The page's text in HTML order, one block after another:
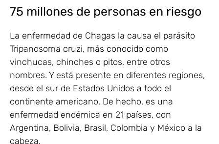
75 millones de personas en riesgo
La enfermedad de Chagas la causa el parásito
Tripanosoma cruzi, más conocido como
vinchucas, chinches o pitos, entre otros
nombres. Y está presente en diferentes regiones,
desde el sur de Estados Unidos a todo el
continente americano. De hecho, es una
enfermedad endémica en 21 países, con
Argentina, Bolivia, Brasil, Colombia y México a la
cabeza.